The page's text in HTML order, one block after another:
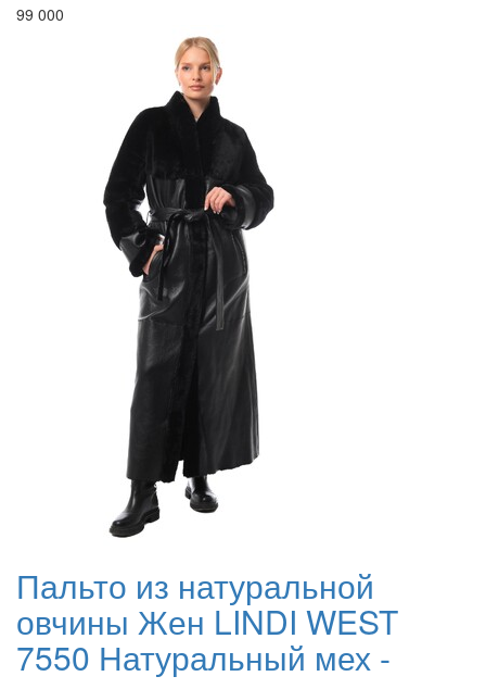
99 000
Пальто из натуральной
овчины Жен LINDI WEST
7550 Натуральный мех -